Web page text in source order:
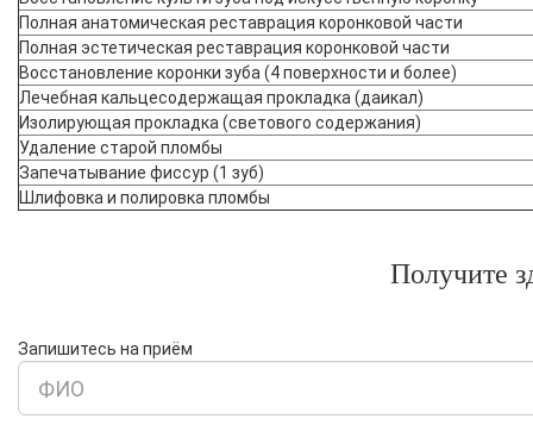
Полная анатомическая реставрация коронковой части
Полная эстетическая реставрация коронковой части
Восстановление коронки зуба (4 поверхности и более)
Лечебная кальцесодержащая прокладка (даикал)
Изолирующая прокладка (светового содержания)
Удаление старой пломбы
Запечатывание фиссур (1 зуб)
Шлифовка и полировка пломбы
Получите
Запишитесь на приём
ФИО